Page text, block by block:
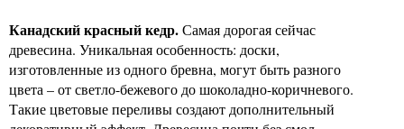
Канадский красный кедр.Самая дорогая сейчас
древесина. Уникальная особенность: доски,
изготовленные из одного бревна, могут быть разного
цвета – от светло-бежевого до шоколадно-коричневого.
Такие цветовые переливы создают дополнительный